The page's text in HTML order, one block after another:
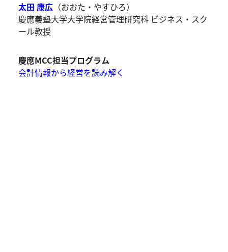
太田 康広（おおた・やすひろ）
慶應義塾大学大学院経営管理研究科 ビジネス・スク
ール教授
慶應MCC担当プログラム
会計情報から経営を読み解く